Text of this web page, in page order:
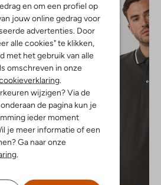
en om een profiel op
jouw online gedrag voor
advertenties. Door
alle cookies" te klikken,
met het gebruik van alle
omschreven in onze
wijzigen? Via de
de pagina kun je
ieder moment
je meer informatie of een
Ga naar onze